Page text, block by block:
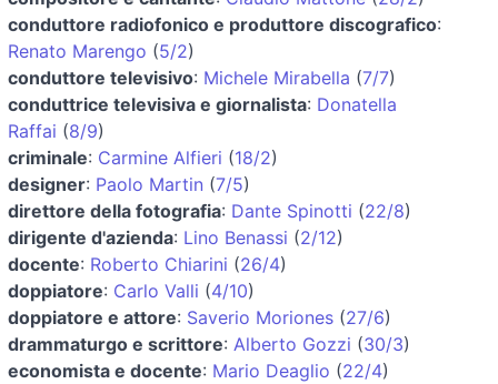
conduttore radiofonico e produttore discografico:
Renato Marengo (5/2)
conduttore televisivo: Michele Mirabella (7/7)
conduttrice televisiva e giornalista: Donatella
Raffai (8/9)
criminale: Carmine Alfieri (18/2)
designer: Paolo Martin (7/5)
direttore della fotografia: Dante Spinotti (22/8)
dirigente d'azienda: Lino Benassi (2/12)
docente: Roberto Chiarini (26/4)
doppiatore: Carlo Valli (4/10)
doppiatore e attore: Saverio Moriones (27/6)
drammaturgo e scrittore: Alberto Gozzi (30/3)
economista e docente: Mario Deaglio (22/4)